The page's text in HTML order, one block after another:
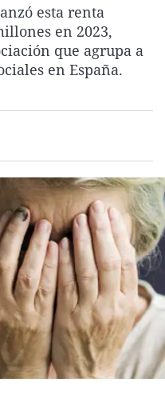
La rosa de los vientos
Gente viajera
Como el perro y el
Caso
Retornados
Equipo de
Extremadura
Galicia
La Rioja
Virales
Televisión
Elecciones
esta renta
en 2023,
que agrupa a
en España.